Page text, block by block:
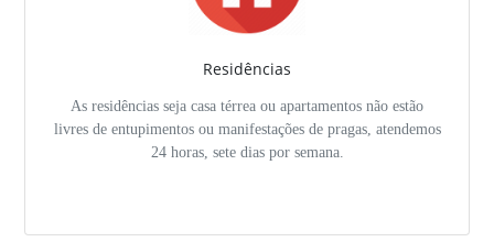
Residências
As residências seja casa térrea ou apartamentos não estão
livres de entupimentos ou manifestações de pragas, atendemos
24 horas, sete dias por semana.